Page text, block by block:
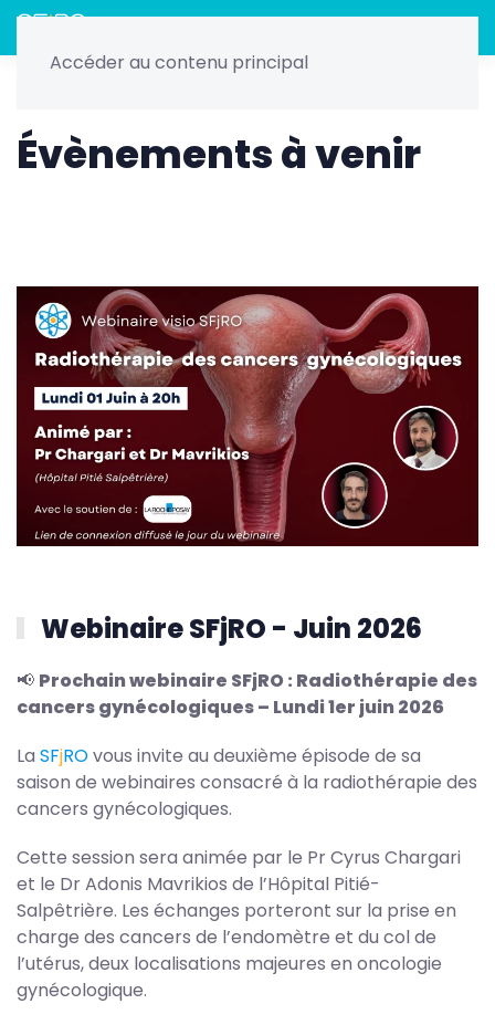
Accéder au contenu principal
Évènements à venir
Webinaire SFjRO - Juin 2026
📢 Prochain webinaire SFjRO : Radiothérapie des
cancers gynécologiques – Lundi 1er juin 2026
La SFjROvous invite au deuxième épisode de sa
saison de webinaires consacré à la radiothérapie des
cancers gynécologiques.
Cette session sera animée par le Pr Cyrus Chargari
et le Dr Adonis Mavrikios de l’Hôpital Pitié-
Salpêtrière. Les échanges porteront sur la prise en
charge des cancers de l’endomètre et du col de
l’utérus, deux localisations majeures en oncologie
gynécologique.